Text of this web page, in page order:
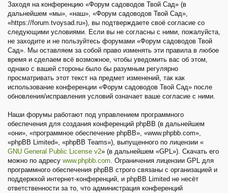
Заходя на конференцию «Форум садоводов Твой Сад» (в
дальнейшем «мы», «наш», «Форум садоводов Твой Сад»,
«https://forum.tvoysad.ru»), вы подтверждаете своё согласие со
следующими условиями. Если вы не согласны с ними, пожалуйста,
не заходите и не пользуйтесь форумами «Форум садоводов Твой
Сад». Мы оставляем за собой право изменять эти правила в любое
время и сделаем всё возможное, чтобы уведомить вас об этом,
однако с вашей стороны было бы разумным регулярно
просматривать этот текст на предмет изменений, так как
использование конференции «Форум садоводов Твой Сад» после
обновления/исправления условий означает ваше согласие с ними.
Наши форумы работают под управлением программного
обеспечения для создания конференций phpBB (в дальнейшем
«они», «программное обеспечение phpBB», «www.phpbb.com»,
«phpBB Limited», «phpBB Teams»), выпущенного по лицензии «
GNU General Public License v2» (в дальнейшем «GPL»). Скачать его
можно по адресу www.phpbb.com. Ограничения лицензии GPL для
программного обеспечения phpBB строго связаны с организацией и
поддержкой интернет-конференций, и phpBB Limited не несёт
ответственности за то, что администрация конференций